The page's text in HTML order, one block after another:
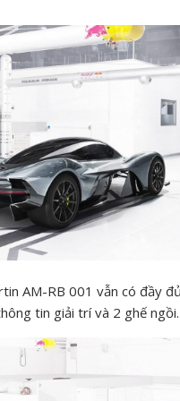
AM-RB 001 vẫn có đầy
tin giải trí và 2 ghế ngồi.